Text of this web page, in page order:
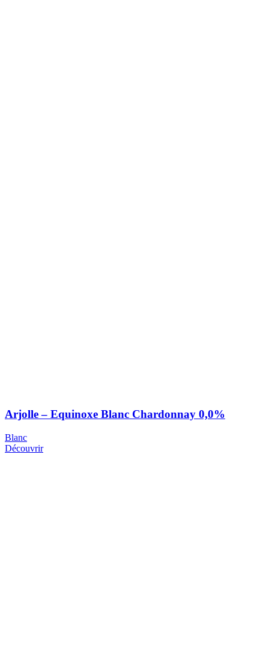
Arjolle – Equinoxe Blanc Chardonnay 0,0%
Blanc
Découvrir